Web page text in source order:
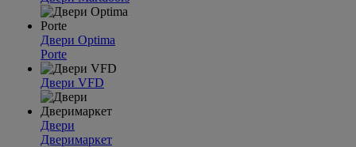
Двери Optima
Porte
Двери VFD
Двери
Дверимаркет